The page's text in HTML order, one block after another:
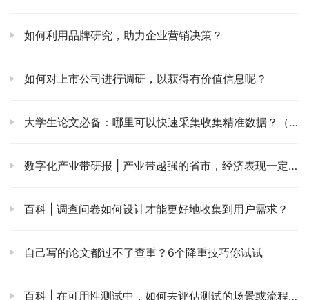
如何利用品牌研究，助力企业营销决策？
如何对上市公司进行调研，以获得有价值信息呢？
大学生论文必备：哪里可以快速采集收集精准数据？（建议收藏）
数字化产业带研报 | 产业带越强的省市，经济表现一定更好？
百科 | 调查问卷如何设计才能更好地收集到用户需求？
自己写的论文都过不了查重？6个降重技巧你试试
百科 | 在可用性测试中，如何去评估测试的场景或流程呢？